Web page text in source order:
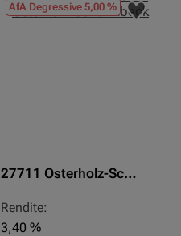
AfA Degressive 5,00 %
27711 Osterholz-Scharmbeck
Rendite:
3,40 %